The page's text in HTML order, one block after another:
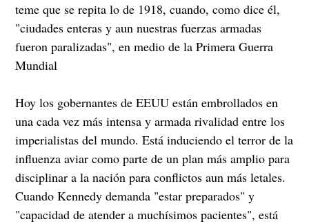
teme que se repita lo de 1918, cuando, como dice él,
"ciudades enteras y aun nuestras fuerzas armadas
fueron paralizadas", en medio de la Primera Guerra
Mundial
Hoy los gobernantes de EEUU están embrollados en
una cada vez más intensa y armada rivalidad entre los
imperialistas del mundo. Está induciendo el terror de la
influenza aviar como parte de un plan más amplio para
disciplinar a la nación para conflictos aun más letales.
Cuando Kennedy demanda "estar preparados" y
"capacidad de atender a muchísimos pacientes", está